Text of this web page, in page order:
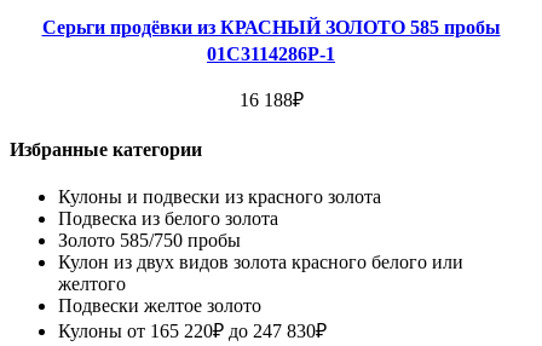
Серьги продёвки из КРАСНЫЙ ЗОЛОТО 585 пробы
01С3114286Р-1
16 188₽
Избранные категории
Кулоны и подвески из красного золота
Подвеска из белого золота
Золото 585/750 пробы
Кулон из двух видов золота красного белого или
желтого
Подвески желтое золото
Кулоны от 165 220₽ до 247 830₽